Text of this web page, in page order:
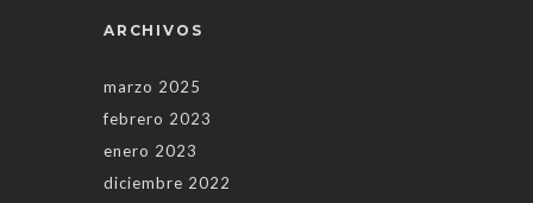
ARCHIVOS
marzo 2025
febrero 2023
enero 2023
diciembre 2022